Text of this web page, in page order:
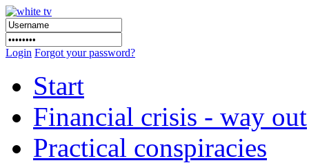
Login Forgot your password?
Start
Financial crisis - way out
Practical conspiracies